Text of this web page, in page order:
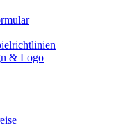
& Logo